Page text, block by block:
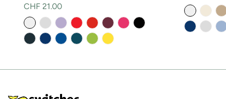
Prix
normal
CHF 21.00
normal